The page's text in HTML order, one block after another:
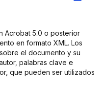
Acrobat 5.0 o posterior
en formato XML. Los
el documento y su
palabras clave e
que pueden ser utilizados